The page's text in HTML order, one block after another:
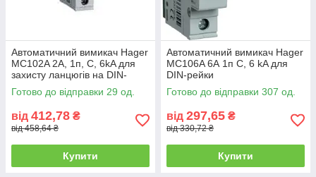
Автоматичний вимикач Hager
MC102A 2А, 1п, C, 6kA для
захисту ланцюгів на DIN-
рейку
Готово до відправки 29 од.
від 412,78 ₴
від 458,64 ₴
Купити
Автоматичний вимикач Hager
MC106A 6А 1п С, 6 kA для
DIN-рейки
Готово до відправки 307 од.
від 297,65 ₴
від 330,72 ₴
Купити